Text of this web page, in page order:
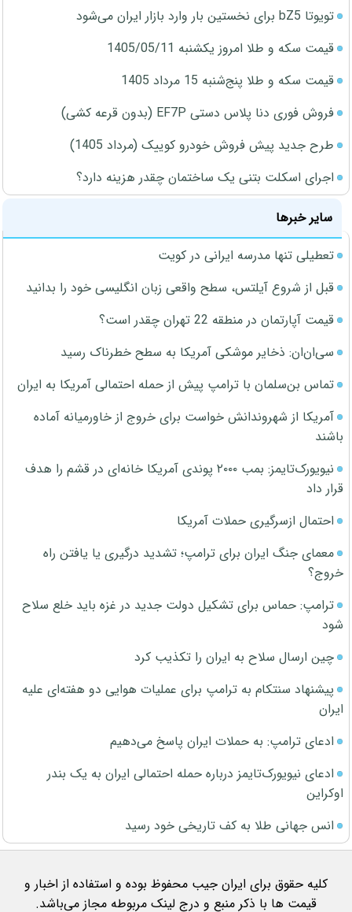
تویوتا bZ5 برای نخستین بار وارد بازار ایران می‌شود
قیمت سکه و طلا امروز یکشنبه 1405/05/11
قیمت سکه و طلا پنج‌شنبه 15 مرداد 1405
فروش فوری دنا پلاس دستی EF7P (بدون قرعه کشی)
طرح جدید پیش فروش خودرو کوییک (مرداد 1405)
اجرای اسکلت بتنی یک ساختمان چقدر هزینه دارد؟
سایر خبرها
تعطیلی تنها مدرسه ایرانی در کویت
قبل از شروع آیلتس، سطح واقعی زبان انگلیسی خود را بدانید
قیمت آپارتمان در منطقه 22 تهران چقدر است؟
سی‌ان‌ان: ذخایر موشکی آمریکا به سطح خطرناک رسید
تماس بن‌سلمان با ترامپ پیش از حمله احتمالی آمریکا به ایران
آمریکا از شهروندانش خواست برای خروج از خاورمیانه آماده
باشند
نیویورک‌تایمز: بمب ۲۰۰۰ پوندی آمریکا خانه‌ای در قشم را هدف
قرار داد
احتمال ازسرگیری حملات آمریکا
معمای جنگ ایران برای ترامپ؛ تشدید درگیری یا یافتن راه
خروج؟
ترامپ: حماس برای تشکیل دولت جدید در غزه باید خلع سلاح
شود
چین ارسال سلاح به ایران را تکذیب کرد
پیشنهاد سنتکام به ترامپ برای عملیات هوایی دو هفته‌ای علیه
ایران
ادعای ترامپ: به حملات ایران پاسخ می‌دهیم
ادعای نیویورک‌تایمز درباره حمله احتمالی ایران به یک بندر
اوکراین
انس جهانی طلا به کف تاریخی خود رسید
کلیه حقوق برای ایران جیب محفوظ بوده و استفاده از اخبار و
قیمت ها با ذکر منبع و درج لینک مربوطه مجاز می‌باشد.